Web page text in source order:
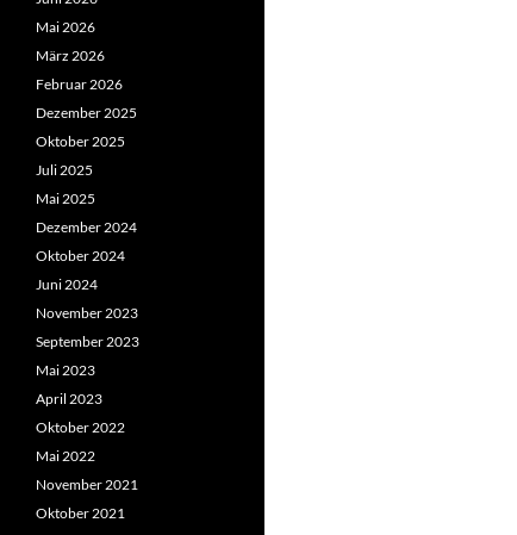
Mai 2026
März 2026
Februar 2026
Dezember 2025
Oktober 2025
Juli 2025
Mai 2025
Dezember 2024
Oktober 2024
Juni 2024
November 2023
September 2023
Mai 2023
April 2023
Oktober 2022
Mai 2022
November 2021
Oktober 2021